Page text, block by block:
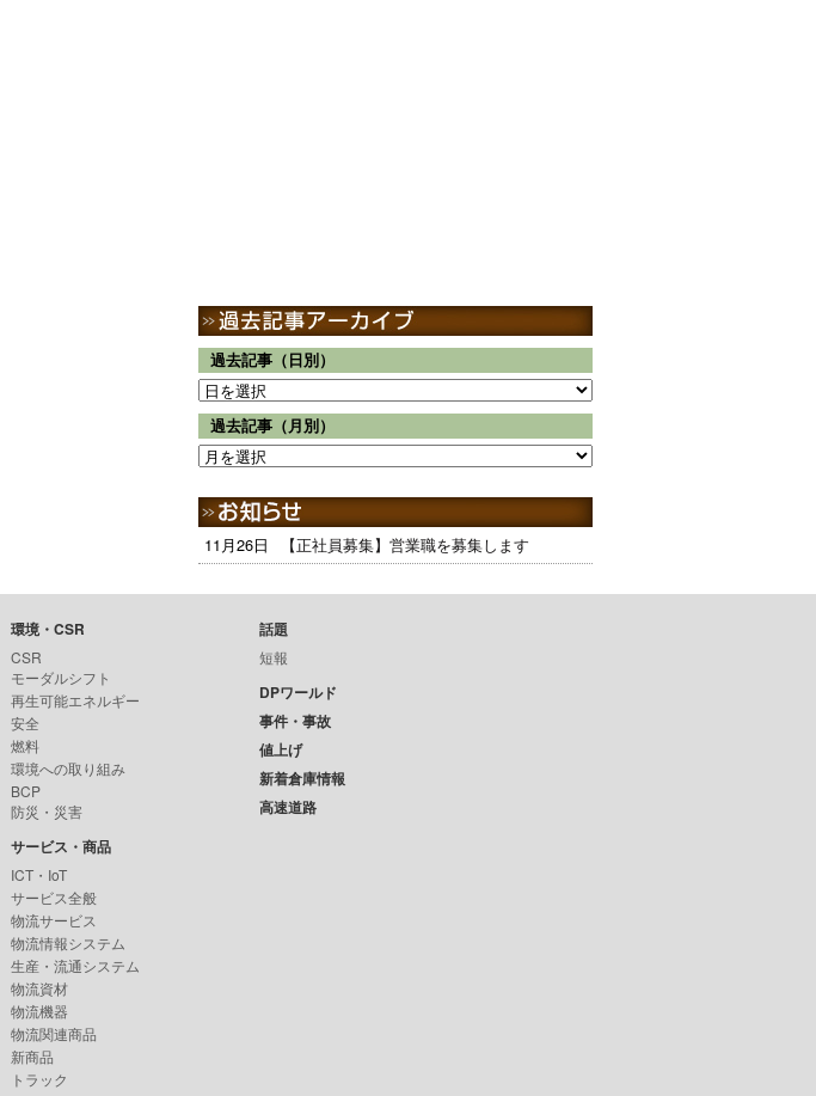
過去記事（日別）
過去記事（月別）
11月26日 【正社員募集】営業職を募集します
環境・CSR
CSR
モーダルシフト
再生可能エネルギー
安全
燃料
環境への取り組み
BCP
防災・災害
サービス・商品
ICT・IoT
サービス全般
物流サービス
物流情報システム
生産・流通システム
物流資材
物流機器
物流関連商品
新商品
トラック
話題
短報
DPワールド
事件・事故
値上げ
新着倉庫情報
高速道路